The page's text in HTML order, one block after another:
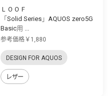
ＬＯＯＦ
「Solid Series」AQUOS zero5G
Basic用 ...
参考価格￥1,880
DESIGN FOR AQUOS
レザー